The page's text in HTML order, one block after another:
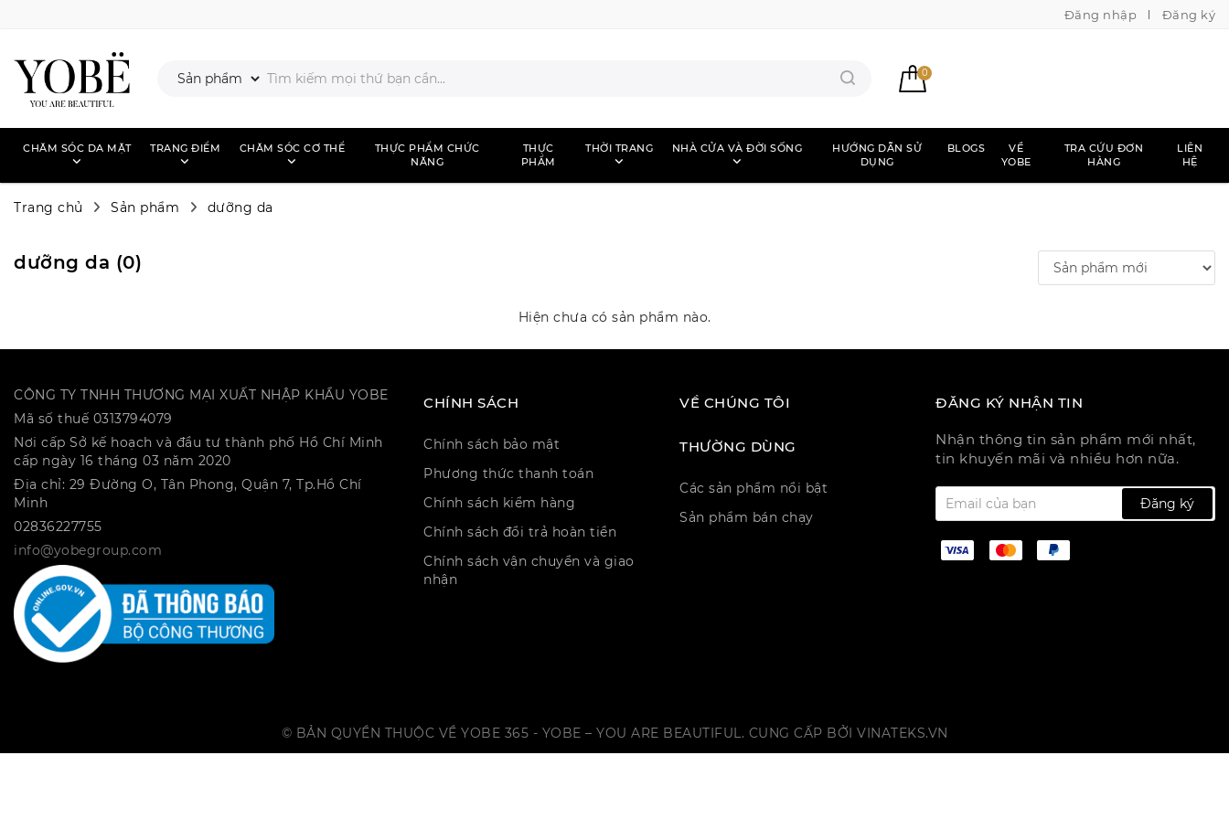
Đăng nhập Đăng ký
0
CHĂM SÓC DA MẶT TRANG ĐIỂM CHĂM SÓC CƠ THỂ
THỰC PHẨM CHỨC
NĂNG
THỰC
PHẨM
THỜI TRANG NHÀ CỬA VÀ ĐỜI SỐNG
HƯỚNG DẪN SỬ
DỤNG
BLOGS
VỀ
YOBE
TRA CỨU ĐƠN
HÀNG
LIÊN
HỆ
Trang chủ Sản phẩm dưỡng da
dưỡng da (0)
Hiện chưa có sản phẩm nào.
CÔNG TY TNHH THƯƠNG MẠI XUẤT NHẬP KHẨU YOBE
Mã số thuế 0313794079
Nơi cấp Sở kế hoạch và đầu tư thành phố Hồ Chí Minh
cấp ngày 16 tháng 03 năm 2020
Địa chỉ: 29 Đường O, Tân Phong, Quận 7, Tp.Hồ Chí
Minh
02836227755
info@yobegroup.com
CHÍNH SÁCH
Chính sách bảo mật
Phương thức thanh toán
Chính sách kiểm hàng
Chính sách đổi trả hoàn tiền
Chính sách vận chuyển và giao
nhận
VỀ CHÚNG TÔI
THƯỜNG DÙNG
Các sản phẩm nổi bật
Sản phẩm bán chạy
ĐĂNG KÝ NHẬN TIN
Nhận thông tin sản phẩm mới nhất,
tin khuyến mãi và nhiều hơn nữa.
Đăng ký
© BẢN QUYỀN THUỘC VỀ YOBE 365 - YOBE – YOU ARE BEAUTIFUL. CUNG CẤP BỞI VINATEKS.VN